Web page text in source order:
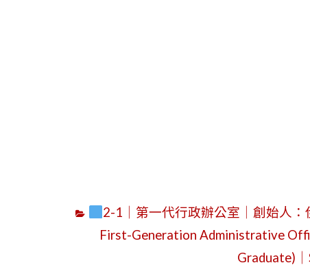
2-1｜第一代行政辦公室｜創始人：
First-Generation Administrative
Graduate)